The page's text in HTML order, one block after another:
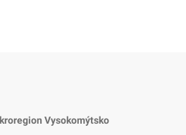
Vysokomýtsko